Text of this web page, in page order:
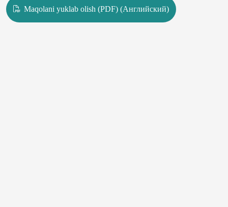
Maqolani yuklab olish (PDF) (Английский)